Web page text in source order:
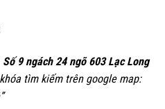
Số 9 ngách 24 ngõ 603 Lạc Long
tìm kiếm trên google map: